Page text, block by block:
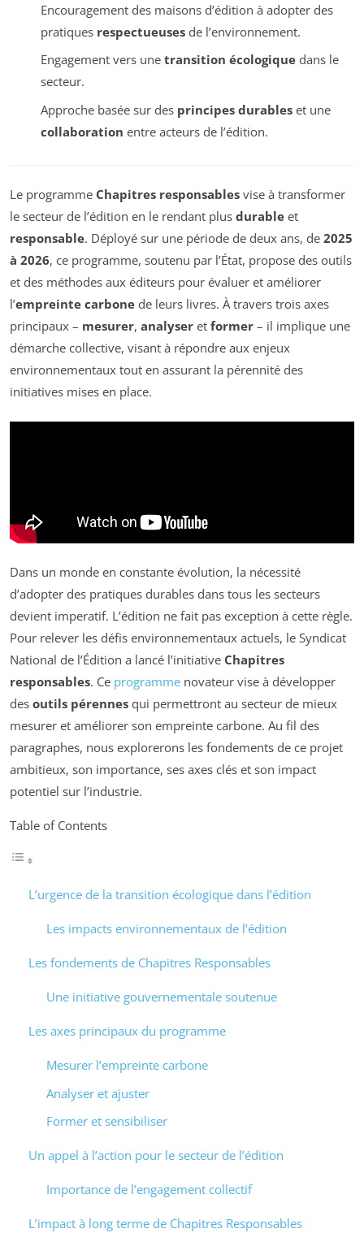
Encouragement des maisons d’édition à adopter des
pratiques respectueusesde l’environnement.
Engagement vers une transition écologiquedans le
secteur.
Approche basée sur des principes durableset une
collaboration entre acteurs de l’édition.
Le programme Chapitres responsables vise à transformer
le secteur de l’édition en le rendant plus durable et
responsable. Déployé sur une période de deux ans, de 2025
à 2026, ce programme, soutenu par l’État, propose des outils
et des méthodes aux éditeurs pour évaluer et améliorer
l’empreinte carbone de leurs livres. À travers trois axes
principaux – mesurer, analyser et former – il implique une
démarche collective, visant à répondre aux enjeux
environnementaux tout en assurant la pérennité des
initiatives mises en place.
Dans un monde en constante évolution, la nécessité
d’adopter des pratiques durables dans tous les secteurs
devient imperatif. L’édition ne fait pas exception à cette règle.
Pour relever les défis environnementaux actuels, le Syndicat
National de l’Édition a lancé l’initiative Chapitres
responsables. Ce programme novateur vise à développer
des outils pérennes qui permettront au secteur de mieux
mesurer et améliorer son empreinte carbone. Au fil des
paragraphes, nous explorerons les fondements de ce projet
ambitieux, son importance, ses axes clés et son impact
potentiel sur l’industrie.
Table of Contents
L’urgence de la transition écologique dans l’édition
Les impacts environnementaux de l’édition
Les fondements de Chapitres Responsables
Une initiative gouvernementale soutenue
Les axes principaux du programme
Mesurer l’empreinte carbone
Analyser et ajuster
Former et sensibiliser
Un appel à l’action pour le secteur de l’édition
Importance de l’engagement collectif
L’impact à long terme de Chapitres Responsables